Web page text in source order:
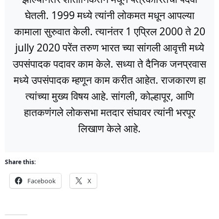
घेतली. 1999 मध्ये त्यांनी लोकमत मधून आपल्या
कामाला सुरुवात केली. त्यानंतर 1 एप्रिल 2000 ते 20
jully 2020 परेंत तरुण भारत च्या सांगली आवृत्ती मध्ये
उपसंपादक पदावर काम केले. सध्या ते दैनिक जनप्रवास
मध्ये उपसंपादक म्हणून काम करीत आहेत. राजकारण हा
त्यांच्या मुख्य विषय आहे. सांगली, कोल्हापूर, आणि
हातकणंगले लोकसभा मतदार संघावर त्यांनी भरपूर
लिखाण केले आहे.
Share this:
Facebook X